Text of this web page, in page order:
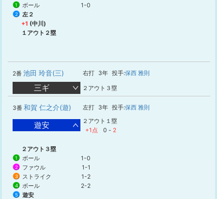
1 ボール 1-0
2
左２
+1 (中川)
１アウト２塁
2番 池田 玲音(三) 右打 3年 投手:保西 雅則
三ギ ２アウト３塁
3番 和賀 仁之介(遊) 左打 3年 投手:保西 雅則
遊安
２アウト１塁
+1点
0 - 2
２アウト３塁
1 ボール 1-0
2 ファウル 1-1
3 ストライク 1-2
4 ボール 2-2
5
遊安